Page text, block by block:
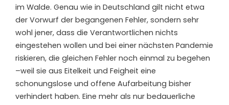
im Walde. Genau wie in Deutschland gilt nicht etwa
der Vorwurf der begangenen Fehler, sondern sehr
wohl jener, dass die Verantwortlichen nichts
eingestehen wollen und bei einer nächsten Pandemie
riskieren, die gleichen Fehler noch einmal zu begehen
–weil sie aus Eitelkeit und Feigheit eine
schonungslose und offene Aufarbeitung bisher
verhindert haben. Eine mehr als nur bedauerliche